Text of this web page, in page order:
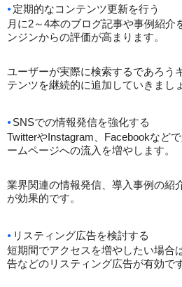
定期的なコンテンツ更新を行う
月に2～4本のブログ記事や事例紹介
ンジンからの評価が高まります。
ユーザーが実際に検索するであろう
テンツを継続的に追加していきまし
SNSでの情報発信を強化する
TwitterやInstagram、Facebookなど
ームページへの流入を増やします。
業界関連の情報発信、導入事例の紹
が効果的です。
リスティング広告を検討する
短期間でアクセスを増やしたい場合
告などのリスティング広告が有効です